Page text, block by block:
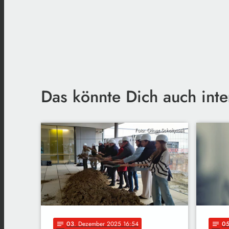
Das könnte Dich auch
Foto: Oliver Scholtyssek
notes 03. Dezember 2025 16:54 notes 05